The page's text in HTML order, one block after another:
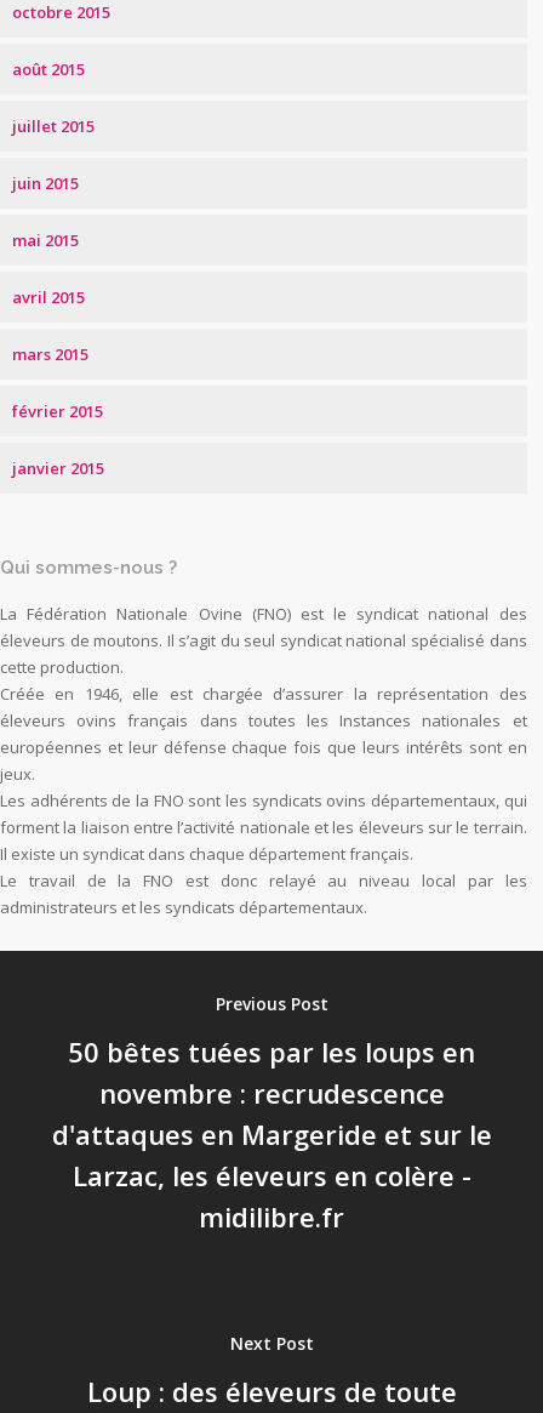
octobre 2015
août 2015
juillet 2015
juin 2015
mai 2015
avril 2015
mars 2015
février 2015
janvier 2015
Qui sommes-nous ?
La Fédération Nationale Ovine (FNO) est le syndicat national des
éleveurs de moutons. Il s’agit du seul syndicat national spécialisé dans
cette production.
Créée en 1946, elle est chargée d’assurer la représentation des
éleveurs ovins français dans toutes les Instances nationales et
européennes et leur défense chaque fois que leurs intérêts sont en
jeux.
Les adhérents de la FNO sont les syndicats ovins départementaux, qui
forment la liaison entre l’activité nationale et les éleveurs sur le terrain.
Il existe un syndicat dans chaque département français.
Le travail de la FNO est donc relayé au niveau local par les
administrateurs et les syndicats départementaux.
Previous Post
50 bêtes tuées par les loups en
novembre : recrudescence
d'attaques en Margeride et sur le
Larzac, les éleveurs en colère -
midilibre.fr
Next Post
Loup : des éleveurs de toute